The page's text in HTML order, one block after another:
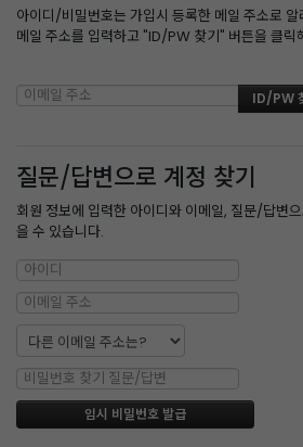
아이디/비밀번호는 가입시 등록한 메일 주소로
메일 주소를 입력하고 "ID/PW 찾기" 버튼을 클릭
질문/답변으로 계정 찾기
회원 정보에 입력한 아이디와 이메일, 질문/답변
을 수 있습니다.